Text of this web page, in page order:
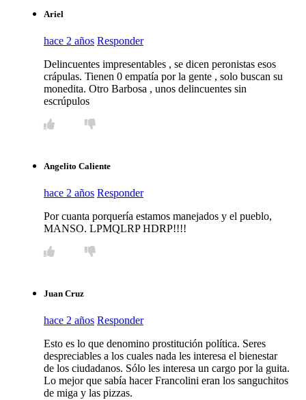
Ariel
hace 2 años Responder
Delincuentes impresentables , se dicen peronistas esos
crápulas. Tienen 0 empatía por la gente , solo buscan su
monedita. Otro Barbosa , unos delincuentes sin
escrúpulos
Angelito Caliente
hace 2 años Responder
Por cuanta porquería estamos manejados y el pueblo,
MANSO. LPMQLRP HDRP!!!!
Juan Cruz
hace 2 años Responder
Esto es lo que denomino prostitución política. Seres
despreciables a los cuales nada les interesa el bienestar
de los ciudadanos. Sólo les interesa un cargo por la guita.
Lo mejor que sabía hacer Francolini eran los sanguchitos
de miga y las pizzas.